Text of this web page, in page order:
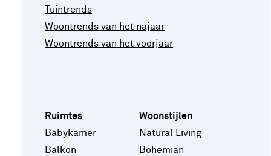
Tuintrends
Woontrends van het najaar
Woontrends van het voorjaar
Ruimtes
Babykamer
Balkon
Woonstijlen
Natural Living
Bohemian